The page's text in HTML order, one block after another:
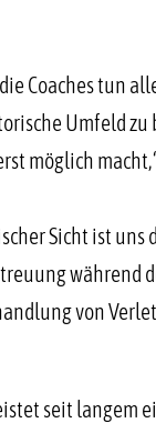
Coaches tun
Umfeld zu
möglich
Sicht ist uns
während
von
seit langem